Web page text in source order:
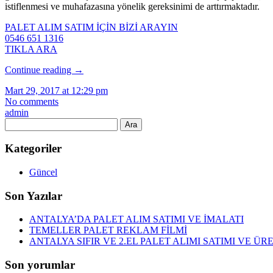
istiflenmesi ve muhafazasına yönelik gereksinimi de arttırmaktadır.
PALET ALIM SATIM İÇİN BİZİ ARAYIN
0546 651 1316
TIKLA ARA
Continue reading →
Mart 29, 2017 at 12:29 pm
No comments
admin
Kategoriler
Güncel
Son Yazılar
ANTALYA’DA PALET ALIM SATIMI VE İMALATI
TEMELLER PALET REKLAM FİLMİ
ANTALYA SIFIR VE 2.EL PALET ALIMI SATIMI VE
Son yorumlar